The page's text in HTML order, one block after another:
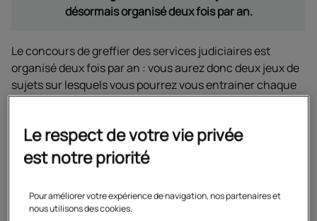
désormais organisé deux fois par an.
Le concours de greffier des services judiciaires est
organisé deux fois par an : vous aurez donc deux jeux de
sujets sur lesquels vous pourrez vous entrainer chaque
année.
En complément de votre préparation auCned
recommandons de vous entraîner sur les sujets des
sessions précédentes du concours et de consulter les
concours et les écueils à éviter.
Le respect de votre vie privée
est notre priorité
Pour améliorer votre expérience de navigation, nos partenaires et
nous utilisons des cookies.